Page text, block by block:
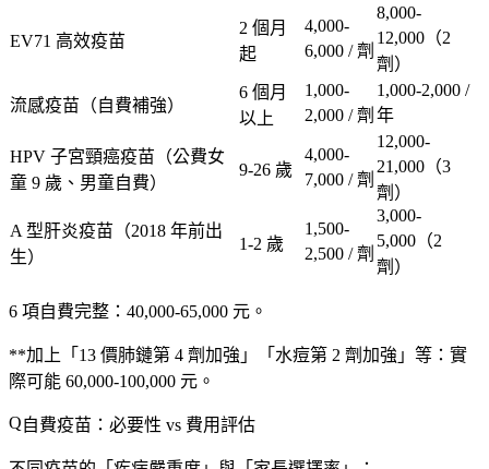
EV71 高效疫苗
2 個月
起
4,000-
6,000 / 劑
8,000-
12,000（2
劑）
流感疫苗 （自費補強）
6 個月
以上
1,000-
2,000 / 劑
1,000-2,000 /
年
HPV 子宮頸癌疫苗 （公費女
童 9 歲、男童自費）
9-26 歲
4,000-
7,000 / 劑
12,000-
21,000（3
劑）
A 型肝炎疫苗 （2018 年前出
生）
1-2 歲
1,500-
2,500 / 劑
3,000-
5,000（2
劑）
6 項自費完整 ： 40,000-65,000 元 。
**加上「 13 價肺鏈第 4 劑加強 」「 水痘第 2 劑加強 」等：實
際可能 60,000-100,000 元 。
自費疫苗：必要性 vs 費用評估